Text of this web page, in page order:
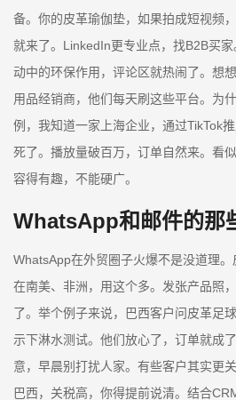
备。你的皮革瑜伽垫，如果拍成短视频
就来了。LinkedIn更专业点，找B2B买
动中的环保作用，评论区就热闹了。想
用品经销商，他们每天刷这些平台。为
例，我知道一家上海企业，通过TikTok
死了。播放量破百万，订单自然来。看
容得有趣，不能硬广。
WhatsApp和邮件的那
WhatsApp在外贸圈子火爆不是没道理
在南美、非洲，用这个多。发张产品照
了。举个例子来说，巴西客户问皮革足
示下淋水测试。他们放心了，订单就成
意，早晨别打扰人家。有些客户其实更
巴西，关税高，你得提前说清。结合